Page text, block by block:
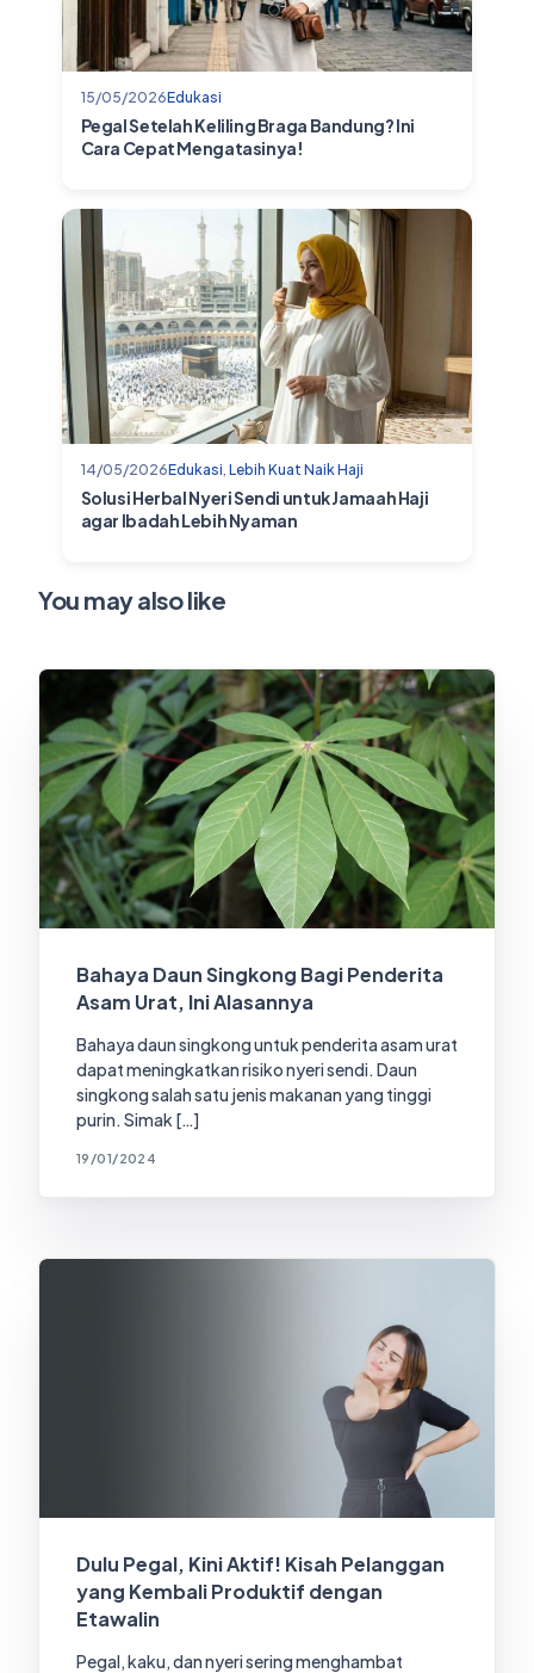
15/05/2026Edukasi
Pegal Setelah Keliling Braga Bandung? Ini
Cara Cepat Mengatasinya!
14/05/2026Edukasi Lebih Kuat Naik Haji
Solusi Herbal Nyeri Sendi untuk Jamaah Haji
agar Ibadah Lebih Nyaman
You may also like
Bahaya Daun Singkong Bagi Penderita
Asam Urat, Ini Alasannya
Bahaya daun singkong untuk penderita asam urat
dapat meningkatkan risiko nyeri sendi. Daun
singkong salah satu jenis makanan yang tinggi
purin. Simak […]
19/01/2024
Dulu Pegal, Kini Aktif! Kisah Pelanggan
yang Kembali Produktif dengan
Etawalin
Pegal, kaku, dan nyeri sering menghambat